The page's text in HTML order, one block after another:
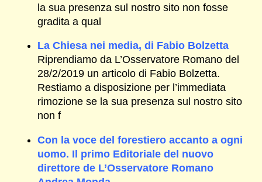
la sua presenza sul nostro sito non fosse
gradita a qual
La Chiesa nei media, di Fabio Bolzetta
Riprendiamo da L’Osservatore Romano del
28/2/2019 un articolo di Fabio Bolzetta.
Restiamo a disposizione per l’immediata
rimozione se la sua presenza sul nostro sito
non f
Con la voce del forestiero accanto a ogni
uomo. Il primo Editoriale del nuovo
direttore de L’Osservatore Romano